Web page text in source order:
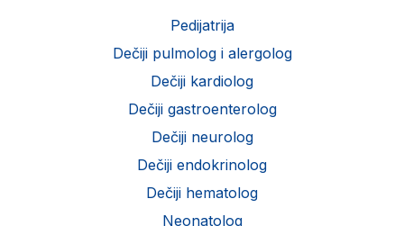
Pedijatrija
Dečiji pulmolog i alergolog
Dečiji kardiolog
Dečiji gastroenterolog
Dečiji neurolog
Dečiji endokrinolog
Dečiji hematolog
Neonatolog